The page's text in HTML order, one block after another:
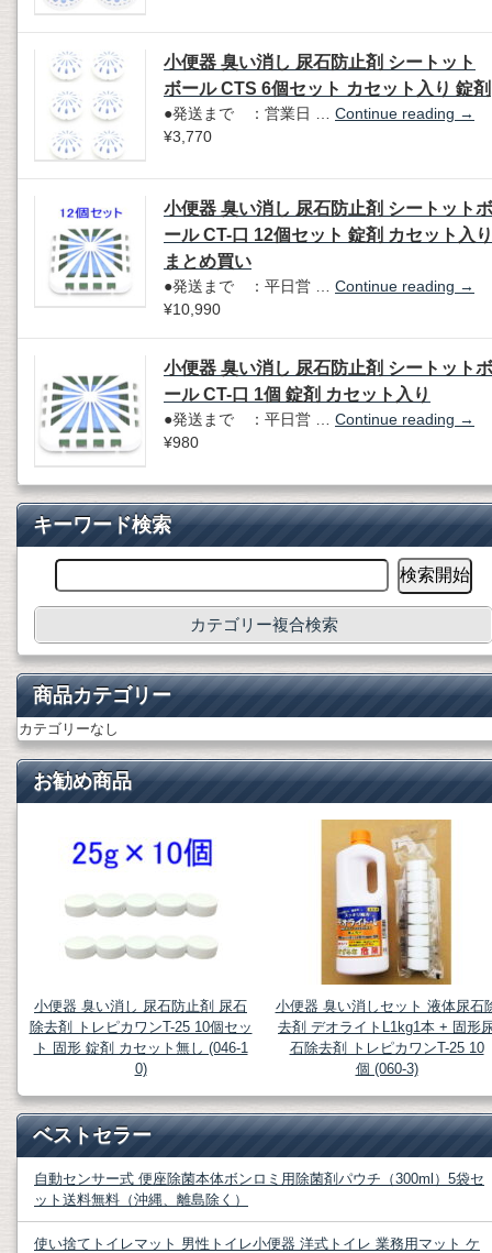
小便器 臭い消し 尿石防止剤 シートット
ボール CTS 6個セット カセット入り 錠剤
●発送まで ：営業日 … Continue reading →
¥3,770
小便器 臭い消し 尿石防止剤 シートットボ
ール CT-口 12個セット 錠剤 カセット入り
まとめ買い
●発送まで ：平日営 … Continue reading →
¥10,990
小便器 臭い消し 尿石防止剤 シートットボ
ール CT-口 1個 錠剤 カセット入り
●発送まで ：平日営 … Continue reading →
¥980
キーワード検索
カテゴリー複合検索
商品カテゴリー
カテゴリーなし
お勧め商品
小便器 臭い消し 尿石防止剤 尿石
除去剤 トレピカワンT-25 10個セッ
ト 固形 錠剤 カセット無し (046-1
0)
小便器 臭い消しセット 液体尿石
去剤 デオライトL1kg1本 + 固形
石除去剤 トレピカワンT-25 10
個 (060-3)
ベストセラー
自動センサー式 便座除菌本体ボンロミ用除菌剤パウチ（300ml）5袋セ
ット送料無料（沖縄、離島除く）
使い捨てトイレマット 男性トイレ小便器 洋式トイレ 業務用マット ケ